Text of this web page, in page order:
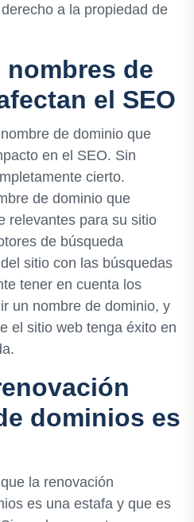
a la propiedad de
de
el SEO
de dominio que
en el SEO. Sin
cierto.
de dominio que
relevantes para su sitio
de búsqueda
sitio con las búsquedas
tener en cuenta los
un nombre de dominio, y
el sitio web tenga éxito en
dominios es
la renovación
es una estafa y que es